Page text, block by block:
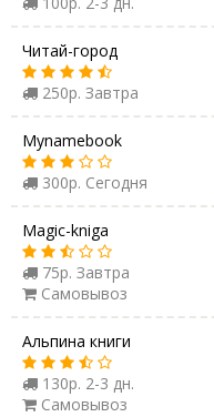
Читай-город
250р. Завтра
Mynamebook
300р. Сегодня
Magic-kniga
75р. Завтра
Самовывоз
Альпина книги
130р. 2-3 дн.
Самовывоз